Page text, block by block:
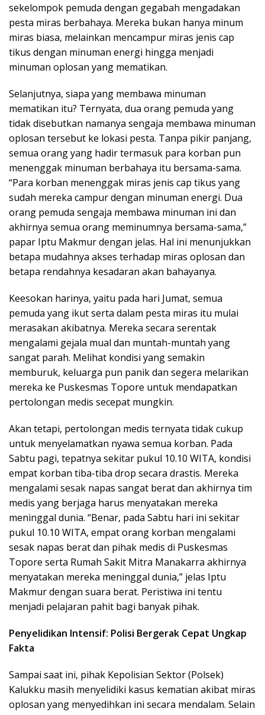
sekelompok pemuda dengan gegabah mengadakan
pesta miras berbahaya. Mereka bukan hanya minum
miras biasa, melainkan mencampur miras jenis cap
tikus dengan minuman energi hingga menjadi
minuman oplosan yang mematikan.
Selanjutnya, siapa yang membawa minuman
mematikan itu? Ternyata, dua orang pemuda yang
tidak disebutkan namanya sengaja membawa minuman
oplosan tersebut ke lokasi pesta. Tanpa pikir panjang,
semua orang yang hadir termasuk para korban pun
menenggak minuman berbahaya itu bersama-sama.
“Para korban menenggak miras jenis cap tikus yang
sudah mereka campur dengan minuman energi. Dua
orang pemuda sengaja membawa minuman ini dan
akhirnya semua orang meminumnya bersama-sama,”
papar Iptu Makmur dengan jelas. Hal ini menunjukkan
betapa mudahnya akses terhadap miras oplosan dan
betapa rendahnya kesadaran akan bahayanya.
Keesokan harinya, yaitu pada hari Jumat, semua
pemuda yang ikut serta dalam pesta miras itu mulai
merasakan akibatnya. Mereka secara serentak
mengalami gejala mual dan muntah-muntah yang
sangat parah. Melihat kondisi yang semakin
memburuk, keluarga pun panik dan segera melarikan
mereka ke Puskesmas Topore untuk mendapatkan
pertolongan medis secepat mungkin.
Akan tetapi, pertolongan medis ternyata tidak cukup
untuk menyelamatkan nyawa semua korban. Pada
Sabtu pagi, tepatnya sekitar pukul 10.10 WITA, kondisi
empat korban tiba-tiba drop secara drastis. Mereka
mengalami sesak napas sangat berat dan akhirnya tim
medis yang berjaga harus menyatakan mereka
meninggal dunia. “Benar, pada Sabtu hari ini sekitar
pukul 10.10 WITA, empat orang korban mengalami
sesak napas berat dan pihak medis di Puskesmas
Topore serta Rumah Sakit Mitra Manakarra akhirnya
menyatakan mereka meninggal dunia,” jelas Iptu
Makmur dengan suara berat. Peristiwa ini tentu
menjadi pelajaran pahit bagi banyak pihak.
Penyelidikan Intensif: Polisi Bergerak Cepat Ungkap
Fakta
Sampai saat ini, pihak Kepolisian Sektor (Polsek)
Kalukku masih menyelidiki kasus kematian akibat miras
oplosan yang menyedihkan ini secara mendalam. Selain